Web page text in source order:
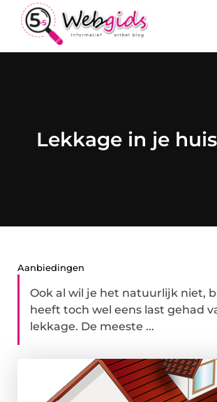
Lekkage in je
Aanbiedingen
Ook al wil je het natuurlijk niet,
heeft toch wel eens last gehad
lekkage. De meeste ...